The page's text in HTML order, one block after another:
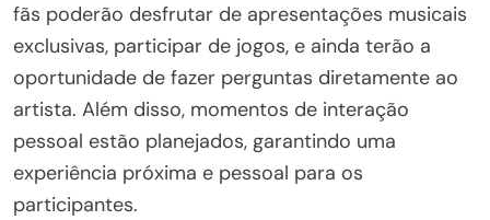
fãs poderão desfrutar de apresentações musicais
exclusivas, participar de jogos, e ainda terão a
oportunidade de fazer perguntas diretamente ao
artista. Além disso, momentos de interação
pessoal estão planejados, garantindo uma
experiência próxima e pessoal para os
participantes.